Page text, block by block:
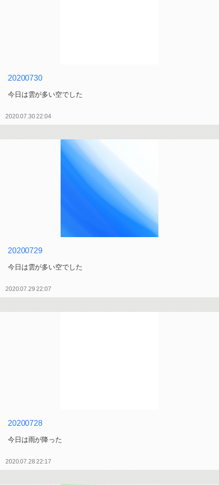
20200730
今日は雲が多い空でした
2020.07.30 22:04
20200729
今日は雲が多い空でした
2020.07.29 22:07
20200728
今日は雨が降った
2020.07.28 22:17